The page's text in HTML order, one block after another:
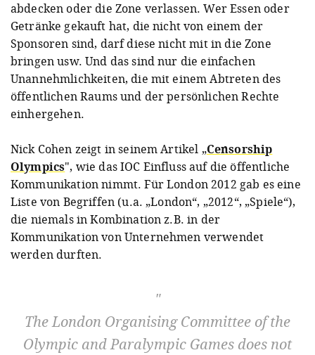
abdecken oder die Zone verlassen. Wer Essen oder
Getränke gekauft hat, die nicht von einem der
Sponsoren sind, darf diese nicht mit in die Zone
bringen usw. Und das sind nur die einfachen
Unannehmlichkeiten, die mit einem Abtreten des
öffentlichen Raums und der persönlichen Rechte
einhergehen.
Nick Cohen zeigt in seinem Artikel „Censorship
Olympics", wie das IOC Einfluss auf die öffentliche
Kommunikation nimmt. Für London 2012 gab es eine
Liste von Begriffen (u.a. „London“, „2012“, „Spiele“),
die niemals in Kombination z.B. in der
Kommunikation von Unternehmen verwendet
werden durften.
The London Organising Committee of the
Olympic and Paralympic Games does not